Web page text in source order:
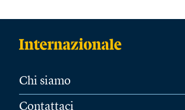
Chi siamo
Contattaci